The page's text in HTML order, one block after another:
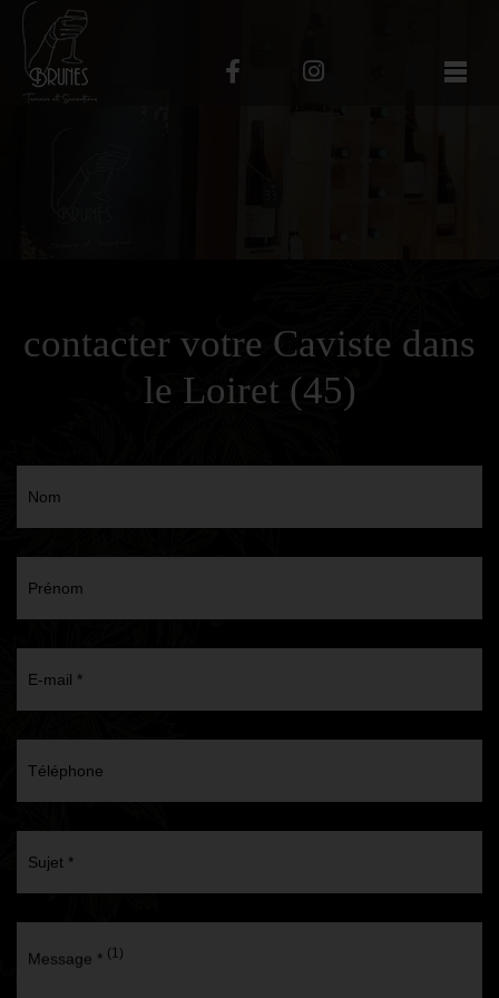
contacter votre Caviste dans
le Loiret (45)
Nom
Prénom
E-mail *
Téléphone
Sujet *
Message * (1)